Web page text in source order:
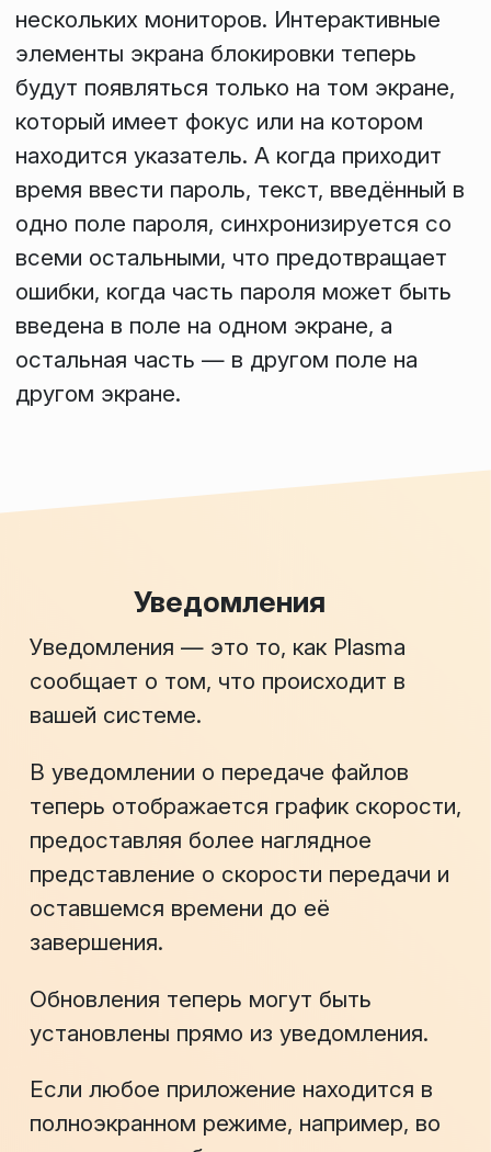
нескольких мониторов. Интерактивные
элементы экрана блокировки теперь
будут появляться только на том экране,
который имеет фокус или на котором
находится указатель. А когда приходит
время ввести пароль, текст, введённый в
одно поле пароля, синхронизируется со
всеми остальными, что предотвращает
ошибки, когда часть пароля может быть
введена в поле на одном экране, а
остальная часть — в другом поле на
другом экране.
Уведомления
Уведомления — это то, как Plasma
сообщает о том, что происходит в
вашей системе.
В уведомлении о передаче файлов
теперь отображается график скорости,
предоставляя более наглядное
представление о скорости передачи и
оставшемся времени до её
завершения.
Обновления теперь могут быть
установлены прямо из уведомления.
Если любое приложение находится в
полноэкранном режиме, например, во